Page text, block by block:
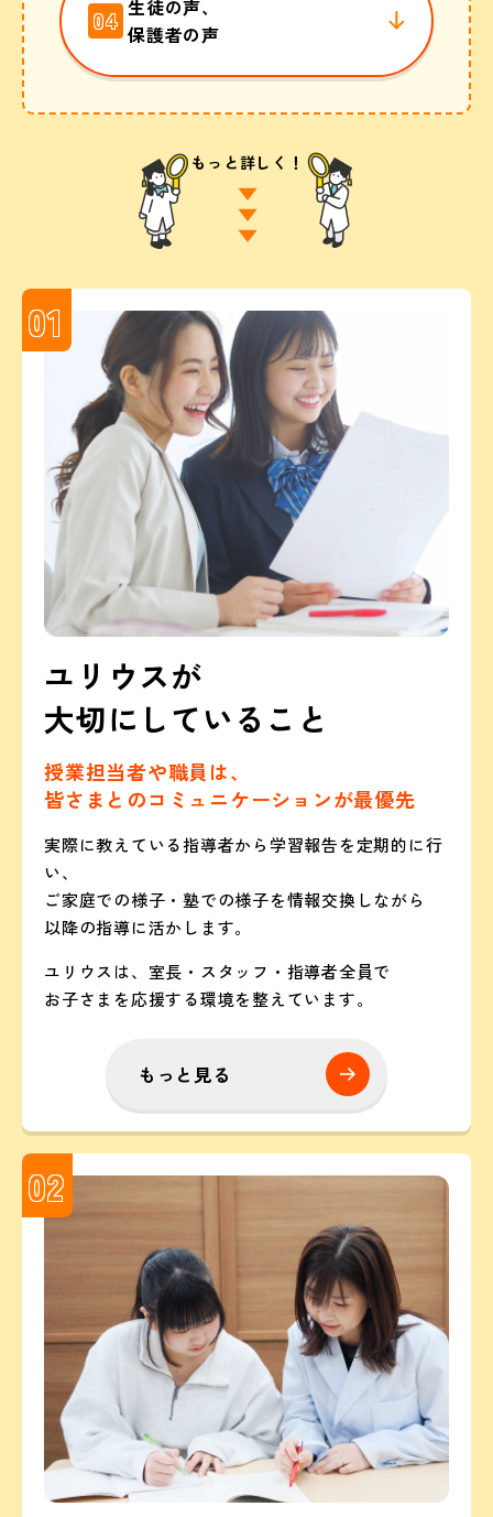
04 生徒の声、
保護者の声
もっと詳しく！
01
ユリウスが
大切にしていること
授業担当者や職員は、
皆さまとのコミュニケーションが最優先
実際に教えている指導者から学習報告を定期的に行
い、
ご家庭での様子・塾での様子を情報交換しながら
以降の指導に活かします。
ユリウスは、室長・スタッフ・指導者全員で
お子さまを応援する環境を整えています。
もっと見る
02